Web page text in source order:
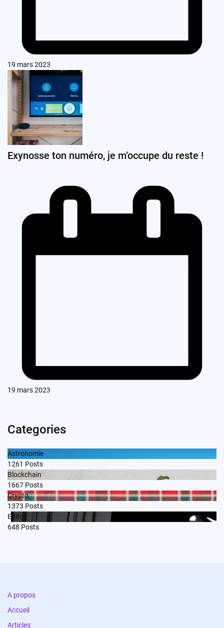
19 mars 2023
Exynosse ton numéro, je m’occupe du reste !
19 mars 2023
Categories
Astronomie
1261 Posts
Blockchain
1667 Posts
Crypto
1373 Posts
Edito
648 Posts
A propos
Accueil
Articles